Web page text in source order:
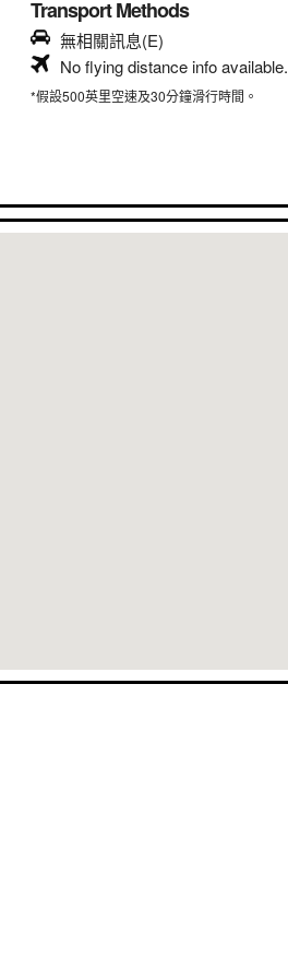
Transport Methods
無相關訊息(E)
No flying distance info available.
*假設500英里空速及30分鐘滑行時間。